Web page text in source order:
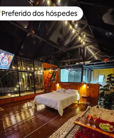
os melhores preferidos dos
Preferido dos hóspedes